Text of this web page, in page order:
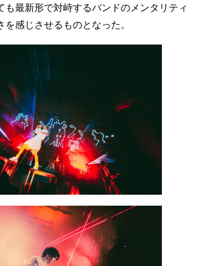
も最新形で対峙するバンドのメンタリティ
感じさせるものとなった。